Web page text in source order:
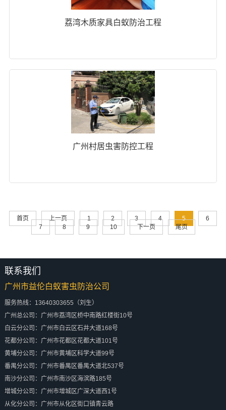
荔湾木质家具白蚁防治工程
广州村居虫害防控工程
首页 上一页 1 2 3 4 5
6
7
8 9 10 下一页 尾页
联系我们
广州市益伦白蚁害虫防治公司
服务热线：13640303655（刘生）
广州总公司：广州市荔湾区桥中南路红楼街10号
白云分公司：广州市白云区石井大道168号
花都分公司：广州市花都区花都大道101号
黄埔分公司：广州市黄埔区科学大道99号
番禺分公司：广州市番禺区番禺大道北537号
南沙分公司：广州市南沙区海滨路185号
增城分公司：广州市增城区广深大道西1号
从化分公司：广州市从化区街口镇青云路